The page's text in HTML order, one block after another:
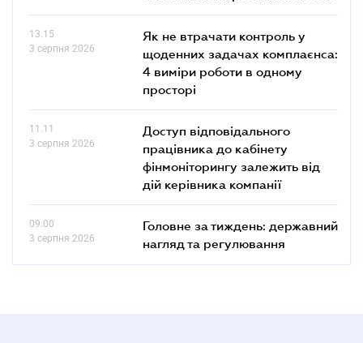
13.15
3 серпня 2026
Як не втрачати контроль у
щоденних задачах комплаєнса:
4 виміри роботи в одному
просторі
11.11
3 серпня 2026
Доступ відповідального
працівника до кабінету
фінмоніторингу залежить від
дій керівника компанії
09.00
3 серпня 2026
Головне за тиждень: державний
нагляд та регулювання